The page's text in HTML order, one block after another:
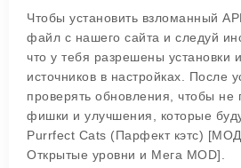
Чтобы установить взломанный
файл с нашего сайта и следуй
что у тебя разрешены установки
источников в настройках. После
проверять обновления, чтобы не
фишки и улучшения, которые
Purrfect Cats (Парфект кэтс)
Открытые уровни и Мега MOD].